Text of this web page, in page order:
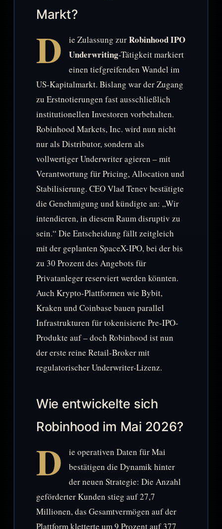
Markt?
D ie Zulassung zurRobinhood IPO
Underwriting-Tätigkeit markiert
einen tiefgreifenden Wandel im
US-Kapitalmarkt. Bislang war der Zugang
zu Erstnotierungen fast ausschließlich
institutionellen Investoren vorbehalten.
Robinhood Markets, Inc. wird nun nicht
nur als Distributor, sondern als
vollwertiger Underwriter agieren – mit
Verantwortung für Pricing, Allocation und
Stabilisierung. CEO Vlad Tenev bestätigte
die Genehmigung und kündigte an: „Wir
intendieren, in diesem Raum disruptiv zu
sein.“ Die Entscheidung fällt zeitgleich
mit der geplanten SpaceX-IPO, bei der bis
zu 30 Prozent des Angebots für
Privatanleger reserviert werden könnten.
Auch Krypto-Plattformen wie Bybit,
Kraken und Coinbase bauen parallel
Infrastrukturen für tokenisierte Pre-IPO-
Produkte auf – doch Robinhood ist nun
der erste reine Retail-Broker mit
regulatorischer Underwriter-Lizenz.
Wie entwickelte sich
Robinhood im Mai 2026?
D
ie operativen Daten für Mai
bestätigen die Dynamik hinter
der neuen Strategie: Die Anzahl
geförderter Kunden stieg auf 27,7
Millionen, das Gesamtvermögen auf der
Plattform kletterte um 9 Prozent auf 377